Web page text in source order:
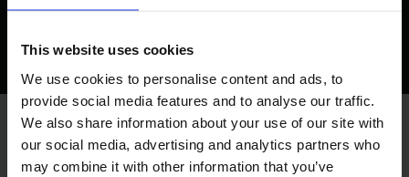
This website uses cookies
We use cookies to personalise content and ads, to
provide social media features and to analyse our traffic.
We also share information about your use of our site with
our social media, advertising and analytics partners who
may combine it with other information that you’ve
HVORFOR VÆLGE OS?